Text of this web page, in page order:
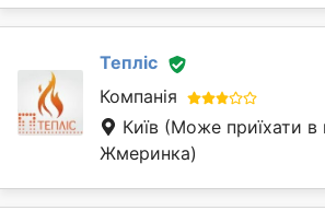
Тепліс
Компанія
Київ (Може приїхати в
Жмеринка)